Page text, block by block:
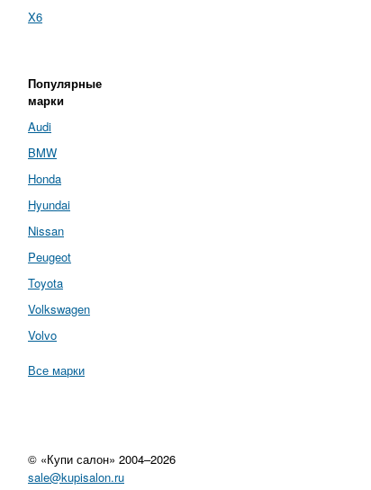
X6
Популярные
марки
Audi
BMW
Honda
Hyundai
Nissan
Peugeot
Toyota
Volkswagen
Volvo
Все марки
© «Купи салон» 2004–2026
sale@kupisalon.ru